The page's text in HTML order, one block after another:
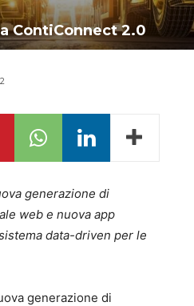
ContiConnect 2.0
generazione di
web e nuova app
data-driven per le
generazione di